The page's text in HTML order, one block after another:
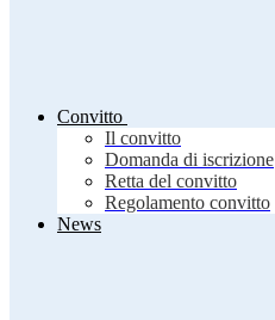
Convitto
Il convitto
Domanda di iscrizione
Retta del convitto
Regolamento convitto
News